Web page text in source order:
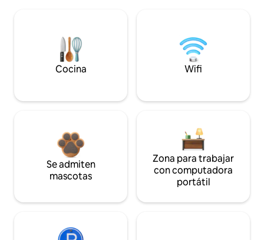
Cocina Wifi
Se admiten
mascotas
Zona para trabajar
con computadora
portátil